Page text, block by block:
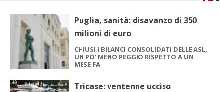
Puglia, sanità: disavanzo di 350
milioni di euro
CHIUSI I BILANCI CONSOLIDATI DELLE ASL,
UN PO' MENO PEGGIO RISPETTO A UN
MESE FA
Tricase: ventenne ucciso